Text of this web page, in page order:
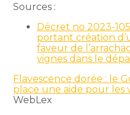
Sources :
Décret no 2023-
portant création
faveur de
vignes dans le
Flavescence dorée : le
place une aide pour les
WebLex